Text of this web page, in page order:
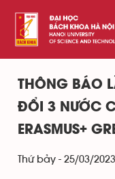
THÔNG BÁO
ĐỔI 3 NƯỚC
ERASMUS+
Thứ bảy - 25/03/